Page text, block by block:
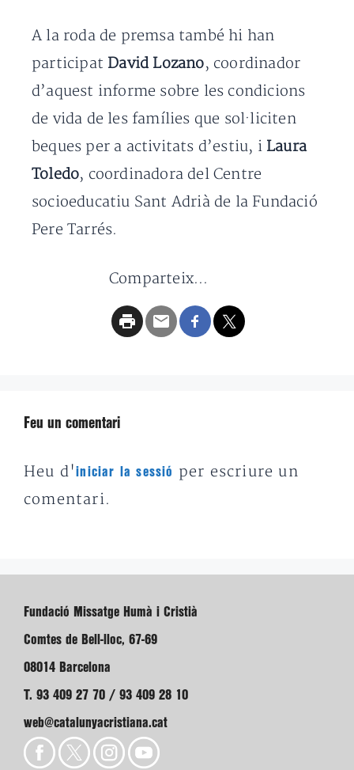
A la roda de premsa també hi han
participat David Lozano, coordinador
d’aquest informe sobre les condicions
de vida de les famílies que sol·liciten
beques per a activitats d’estiu, i Laura
Toledo, coordinadora del Centre
socioeducatiu Sant Adrià de la Fundació
Pere Tarrés.
Comparteix...
Feu un comentari
Heu d'iniciar la sessió
per escriure un
comentari.
Fundació Missatge Humà i Cristià
Comtes de Bell-lloc, 67-69
08014 Barcelona
T. 93 409 27 70 / 93 409 28 10
web@catalunyacristiana.cat